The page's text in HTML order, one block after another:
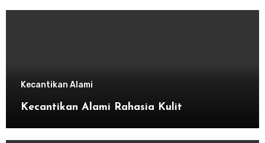
Kecantikan Alami
Kecantikan Alami Rahasia Kulit